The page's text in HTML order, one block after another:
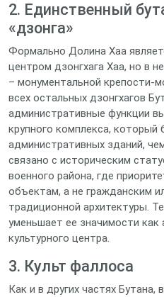
2. Единственный
«дзонга»
Формально Долина Хаа
центром дзонгхага Хаа, но в
– монументальной крепости-
всех остальных дзонгхагов
административные функции
крупного комплекса, который
административных зданий,
связано с историческим
военного района, где
объектам, а не гражданским
традиционной архитектуры.
уменьшает ее значимости как
культурного центра.
3. Культ фаллоса
Как и в других частях Бутана,